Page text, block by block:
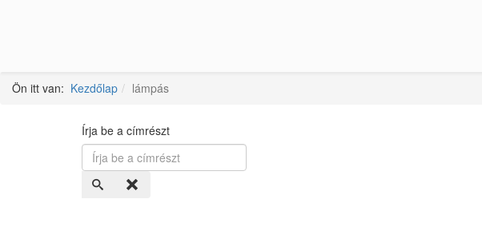
Ön itt van: Kezdőlap lámpás
Írja be a címrészt